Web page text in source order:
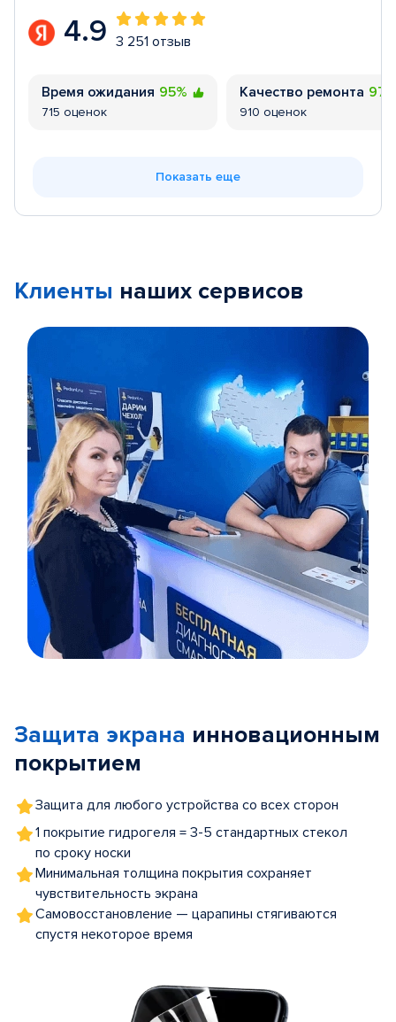
4.9 3 251 отзыв
Время ожидания 95%
715 оценок
Качество ремонта
910 оценок
Показать еще
Клиенты наших сервисов
5
Защита экрана инновационным
покрытием
Защита для любого устройства со всех сторон
1 покрытие гидрогеля = 3-5 стандартных стекол
по сроку носки
Минимальная толщина покрытия сохраняет
чувствительность экрана
Самовосстановление — царапины стягиваются
спустя некоторое время